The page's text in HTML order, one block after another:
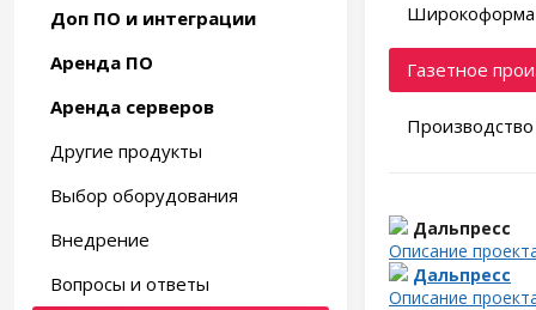
Доп ПО и интеграции
Аренда ПО
Аренда серверов
Другие продукты
Выбор оборудования
Внедрение
Вопросы и ответы
Газетное
Производство
Дальпресс
Описание
Дальпресс
Описание